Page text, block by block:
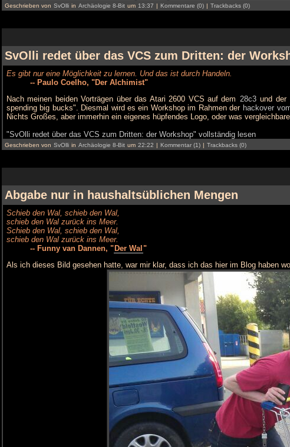
Geschrieben von SvOlli in Archäologie 8-Bit um 13:37 | Kommentare (0) | Trackbacks (0)
SvOlli redet über das VCS zum Dritten: der
Es gibt nur eine Möglichkeit zu lernen. Und das ist durch Handeln.
-- Paulo Coelho, "Der Alchimist"
Nach meinen beiden Vorträgen über das Atari 2600 VCS auf dem 28c3 und der
spending big bucks". Diesmal wird es ein Workshop im Rahmen der hackover
Nichts Großes, aber immerhin ein eigenes hüpfendes Logo, oder was
"SvOlli redet über das VCS zum Dritten: der Workshop" vollständig lesen
Geschrieben von SvOlli in Archäologie 8-Bit um 22:22 | Kommentar (1) | Trackbacks (0)
Abgabe nur in haushaltsüblichen Mengen
Schieb den Wal, schieb den Wal,
schieb den Wal zurück ins Meer.
Schieb den Wal, schieb den Wal,
schieb den Wal zurück ins Meer.
-- Funny van Dannen, " Der Wal "
Als ich dieses Bild gesehen hatte, war mir klar, dass ich das hier im Blog haben